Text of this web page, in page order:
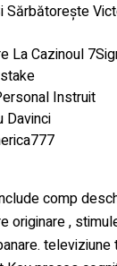
Machinery
Machinery
Machinery
Sărbătorește
La Cazinoul
Instruit
Davinci
comp
originare ,
televiziune